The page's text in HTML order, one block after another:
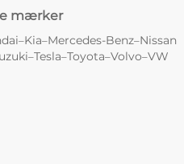
mærker
–Kia–Mercedes-Benz–Nissan
–Tesla–Toyota–Volvo–VW